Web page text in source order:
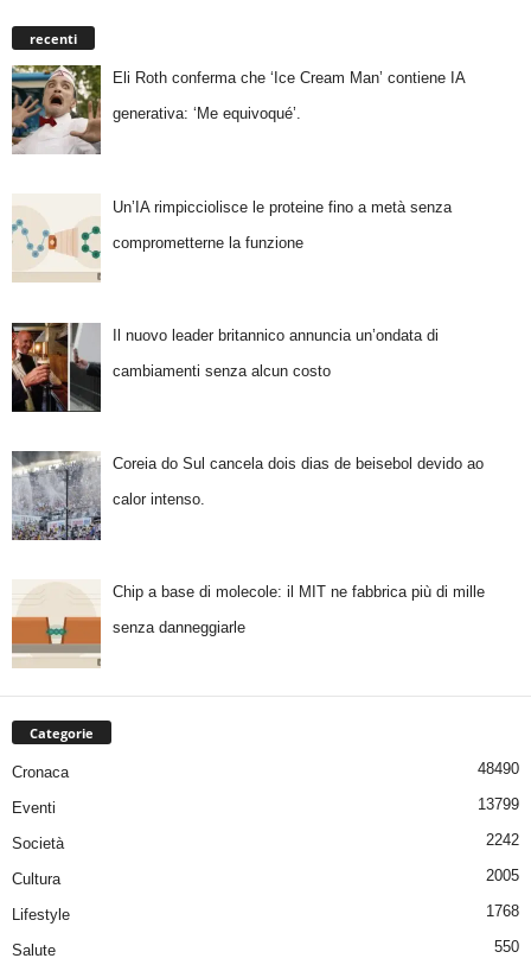
recenti
Eli Roth conferma che ‘Ice Cream Man’ contiene IA
generativa: ‘Me equivoqué’.
Un’IA rimpicciolisce le proteine fino a metà senza
comprometterne la funzione
Il nuovo leader britannico annuncia un’ondata di
cambiamenti senza alcun costo
Coreia do Sul cancela dois dias de beisebol devido ao
calor intenso.
Chip a base di molecole: il MIT ne fabbrica più di mille
senza danneggiarle
Categorie
Cronaca 48490
Eventi 13799
Società 2242
Cultura 2005
Lifestyle 1768
Salute 550